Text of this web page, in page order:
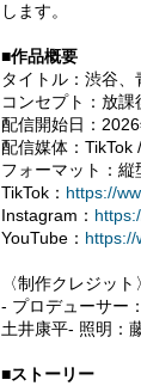
します。
■作品概要
タイトル：渋谷、
コンセプト：放
配信開始日：2026
配信媒体：TikTok
フォーマット：縦
TikTok： https://
Instagram：
YouTube： https://
〈制作クレジット〉
- プロデューサー
土井康平- 照明：
■ストーリー